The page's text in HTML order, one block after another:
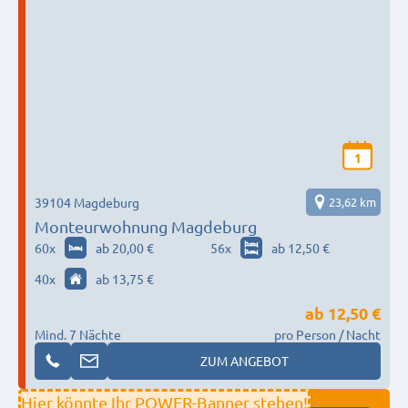
1
Monteurwohnung Magdeburg
39104 Magdeburg 23,62 km
60x ab 20,00 € 56x
ab 12,50 €
40x ab 13,75 €
Mind. 7 Nächte
ab 12,50 €
pro Person / Nacht
ZUM ANGEBOT
Hier könnte Ihr POWER-Banner stehen!